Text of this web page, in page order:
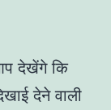
देखेंगे कि
देने वाली